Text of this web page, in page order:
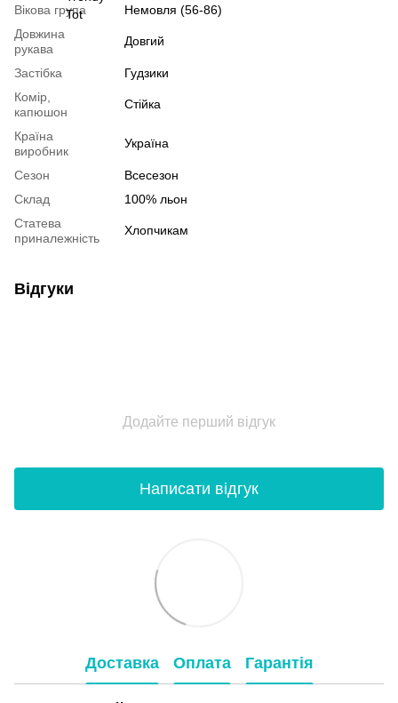
Вікова група
Немовля (56-86)
Довжина
рукава
Довгий
Застібка
Гудзики
Комір,
капюшон
Стійка
Країна
виробник
Україна
Сезон
Всесезон
Склад
100% льон
Статева
приналежність
Хлопчикам
Відгуки
Додайте перший відгук
Написати відгук
Доставка Оплата Гарантія